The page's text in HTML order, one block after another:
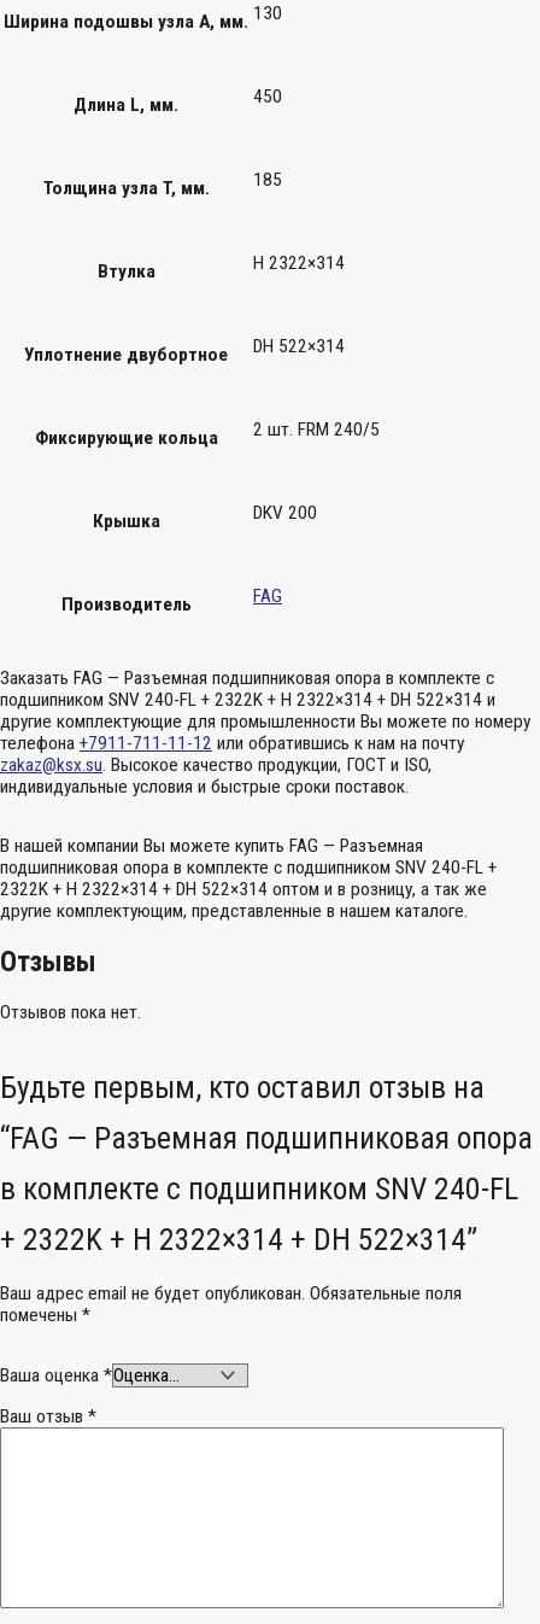
Ширина подошвы узла А, мм. 130
Длина L, мм. 450
Толщина узла T, мм. 185
Втулка H 2322×314
Уплотнение двубортное DH 522×314
Фиксирующие кольца 2 шт. FRM 240/5
Крышка DKV 200
Производитель FAG
Заказать FAG — Разъемная подшипниковая опора в комплекте с
подшипником SNV 240-FL + 2322K + H 2322×314 + DH 522×314 и
другие комплектующие для промышленности Вы можете по номеру
телефона +7911-711-11-12 или обратившись к нам на почту
zakaz@ksx.su. Высокое качество продукции, ГОСТ и ISO,
индивидуальные условия и быстрые сроки поставок.
В нашей компании Вы можете купить FAG — Разъемная
подшипниковая опора в комплекте с подшипником SNV 240-FL +
2322K + H 2322×314 + DH 522×314 оптом и в розницу, а так же
другие комплектующим, представленные в нашем каталоге.
Отзывы
Отзывов пока нет.
Будьте первым, кто оставил отзыв на
“FAG — Разъемная подшипниковая опора
в комплекте с подшипником SNV 240-FL
+ 2322K + H 2322×314 + DH 522×314”
Ваш адрес email не будет опубликован. Обязательные поля
помечены *
Ваша оценка *
Ваш отзыв *